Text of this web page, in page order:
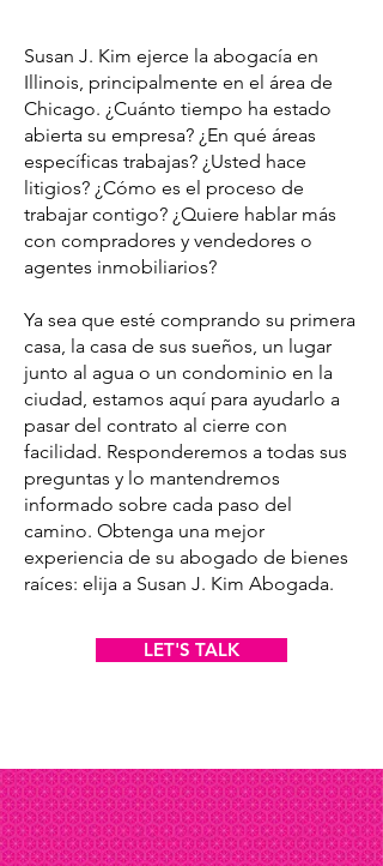
Susan J. Kim ejerce la abogacía en
Illinois, principalmente en el área de
Chicago. ¿Cuánto tiempo ha estado
abierta su empresa? ¿En qué áreas
específicas trabajas? ¿Usted hace
litigios? ¿Cómo es el proceso de
trabajar contigo? ¿Quiere hablar más
con compradores y vendedores o
agentes inmobiliarios?
Ya sea que esté comprando su primera
casa, la casa de sus sueños, un lugar
junto al agua o un condominio en la
ciudad, estamos aquí para ayudarlo a
pasar del contrato al cierre con
facilidad. Responderemos a todas sus
preguntas y lo mantendremos
informado sobre cada paso del
camino. Obtenga una mejor
experiencia de su abogado de bienes
raíces: elija a Susan J. Kim Abogada.
LET'S TALK